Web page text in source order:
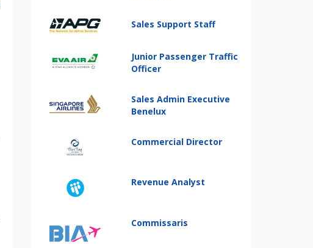
Sales Support Staff
Junior Passenger Traffic
Officer
Sales Admin Executive
Benelux
Commercial Director
Revenue Analyst
Commissaris